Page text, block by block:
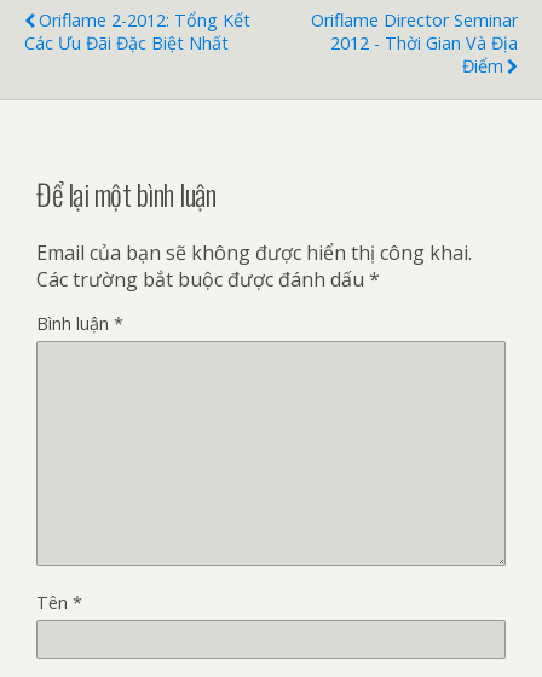
Oriflame 2-2012: Tổng Kết
Các Ưu Đãi Đặc Biệt Nhất
Oriflame Director Seminar
2012 - Thời Gian Và Địa
Điểm
Để lại một bình luận
Email của bạn sẽ không được hiển thị công khai.
Các trường bắt buộc được đánh dấu *
Bình luận *
Tên *